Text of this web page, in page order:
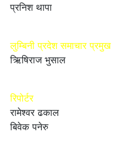
प्रनिश थापा
लुम्बिनी प्रदेश समाचार प्रमुख
ऋिषिराज भुसाल
रिपोर्टर
रामेश्वर ढकाल
बिवेक पनेरु